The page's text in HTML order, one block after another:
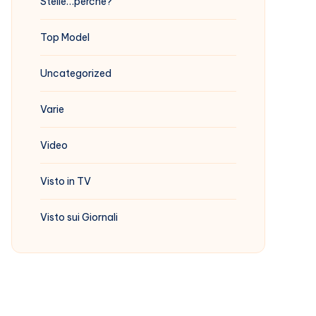
Top Model
Uncategorized
Varie
Video
Visto in TV
Visto sui Giornali